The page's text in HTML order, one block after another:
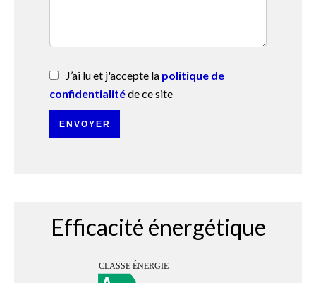
J’ai lu et j'accepte la politique de
confidentialitéde ce site
ENVOYER
Efficacité énergétique